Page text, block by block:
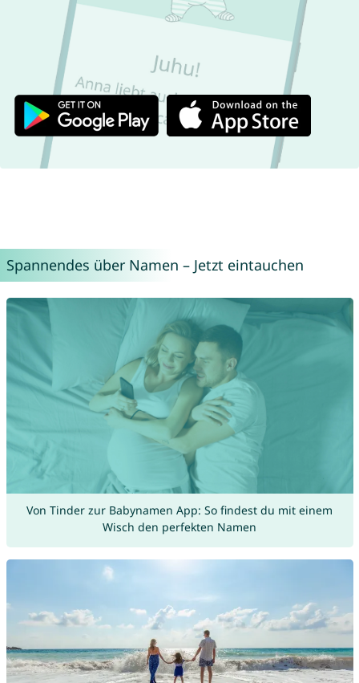
Spannendes über Namen – Jetzt eintauchen
Von Tinder zur Babynamen App: So findest du mit einem
Wisch den perfekten Namen